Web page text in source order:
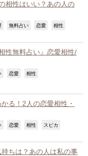
相性はいい？あの人の
無料占い 恋愛 相性
性無料占い』恋愛相性/
恋愛 相性
る！2人の恋愛相性・
恋愛 相性 スピカ
ちは？あの人は私の事